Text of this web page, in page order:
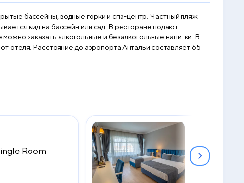
бассейны, водные горки и спа-центр. Частный пляж
вид на бассейн или сад. В ресторане подают
заказать алкогольные и безалкогольные напитки. В
отеля. Расстояние до аэропорта Антальи составляет 65
Room Standard
29 м2